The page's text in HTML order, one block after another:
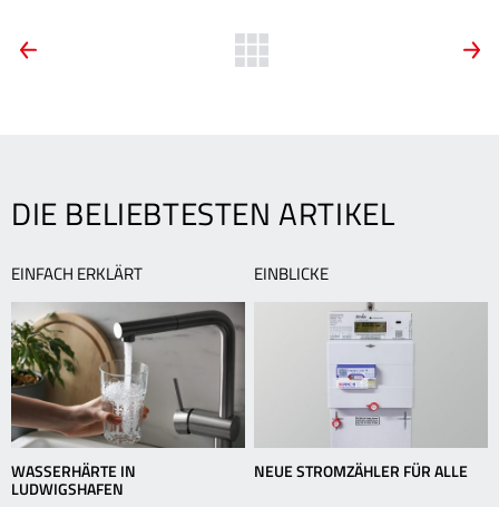
ARTIKEL-
Sommer
Zurück
DIE BELIEBTESTEN ARTIKEL
EINFACH ERKLÄRT
WASSERHÄRTE IN
LUDWIGSHAFEN
EINBLICKE
NEUE STROMZÄHLER FÜR ALLE